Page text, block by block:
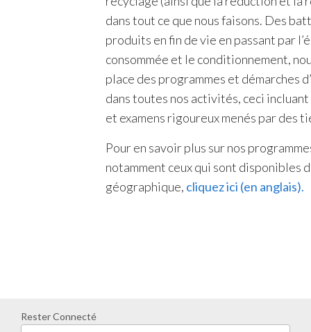
dans tout ce que nous faisons. Des
produits en fin de vie en passant par
consommée et le conditionnement,
place des programmes et démarches
dans toutes nos activités, ceci
et examens rigoureux menés par des
Pour en savoir plus sur nos
notamment ceux qui sont disponibles
géographique, cliquez ici (en anglais).
Rester Connecté